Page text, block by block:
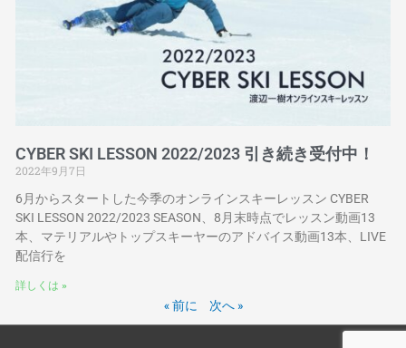
CYBER SKI LESSON 2022/2023 引き続き受付中！
2022年9月7日
6月からスタートした今季のオンラインスキーレッスン CYBER
SKI LESSON 2022/2023 SEASON、8月末時点でレッスン動画13
本、マテリアルやトップスキーヤーのアドバイス動画13本、LIVE
配信行を
詳しくは »
« 前に 次へ »